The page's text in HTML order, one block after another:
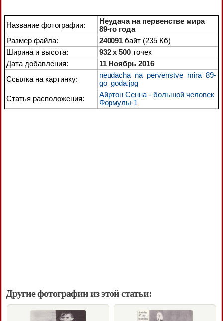
Название фотографии:
Неудача на первенстве мира
89-го года
Размер файла:
240091 байт (235 Кб)
Ширина и высота:
932 x 500 точек
Дата добавления:
11 Ноябрь 2016
Ссылка на картинку:
neudacha_na_pervenstve_mira_89-
go_goda.jpg
Статья расположения:
Айртон Сенна - большой человек
Формулы-1
Другие фотографии из этой статьи: